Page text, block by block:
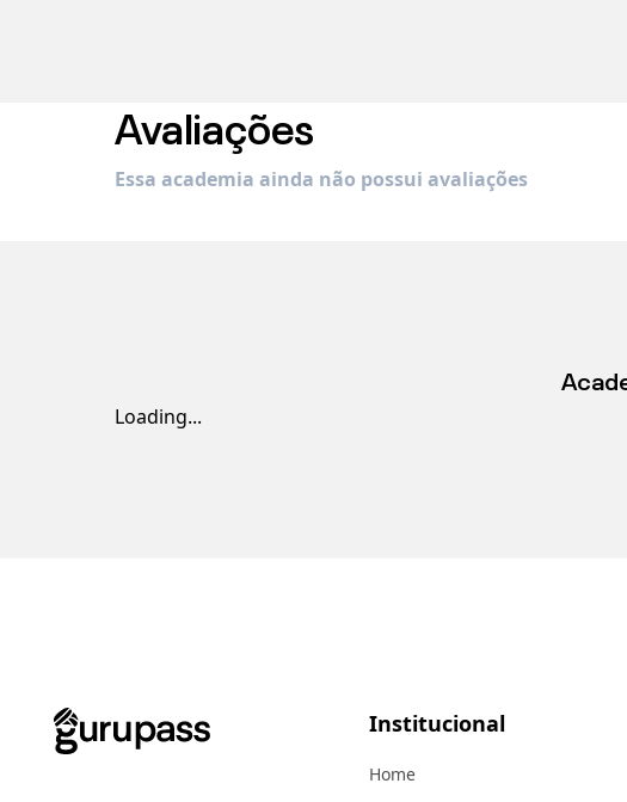
Avaliações
Essa academia ainda não possui avaliações
Loading...
Institucional
Home